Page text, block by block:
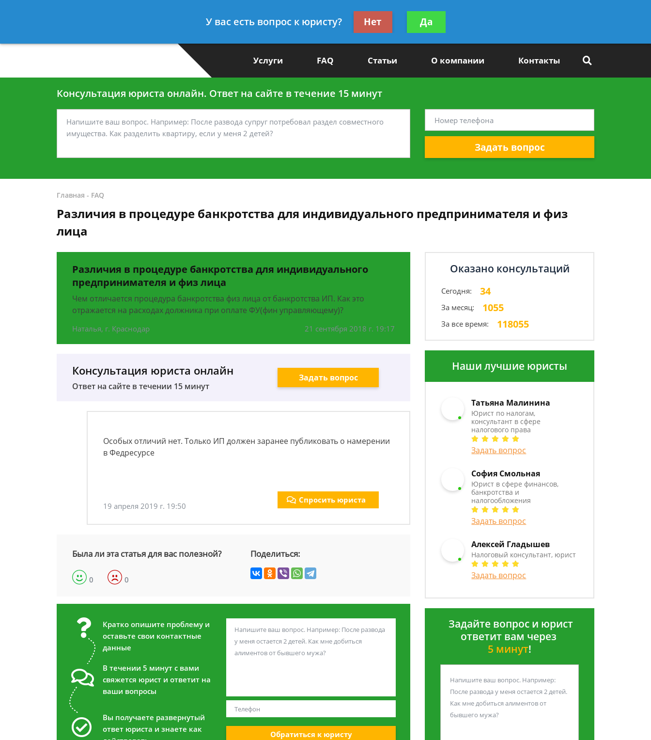
7 812-467-35-90
Получите консультацию
бесплатно
Услуги FAQ Статьи О компании Контакты
Консультация юриста онлайн. Ответ на сайте в течение 15 минут
Задать вопрос
Главная - FAQ
Различия в процедуре банкротства для индивидуального предпринимателя и физ
лица
Различия в процедуре банкротства для индивидуального
предпринимателя и физ лица
Чем отличается процедура банкротства физ лица от банкротства ИП. Как это
отражается на расходах должника при оплате ФУ(фин управляющему)?
Наталья, г. Краснодар 21 сентября 2018 г. 19:17
Консультация юриста онлайн
Ответ на сайте в течении 15 минут
Задать вопрос
Особых отличий нет. Только ИП должен заранее публиковать о намерении
в Федресурсе
19 апреля 2019 г. 19:50
Спросить юриста
Была ли эта статья для вас полезной?
0 0
Поделиться:
Кратко опишите проблему и
оставьте свои контактные
данные
В течении 5 минут с вами
свяжется юрист и ответит на
ваши вопросы
Вы получаете развернутый
ответ юриста и знаете как
Обратиться к юристу
Оказано консультаций
Сегодня: 34
За месяц: 1055
За все время: 118055
Наши лучшие юристы
Татьяна Малинина
Юрист по налогам,
консультант в сфере
налогового права
Задать вопрос
София Смольная
Юрист в сфере финансов,
банкротства и
налогообложения
Задать вопрос
Алексей Гладышев
Налоговый консультант, юрист
Задать вопрос
Задайте вопрос и юрист
ответит вам через
5 минут!
У вас есть вопрос к юристу? Нет Да